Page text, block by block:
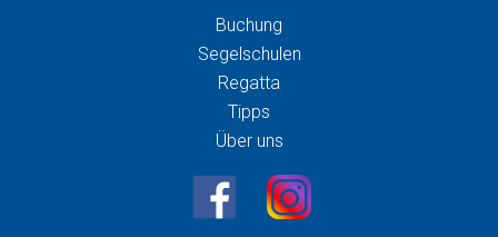
Buchung
Segelschulen
Regatta
Tipps
Über uns